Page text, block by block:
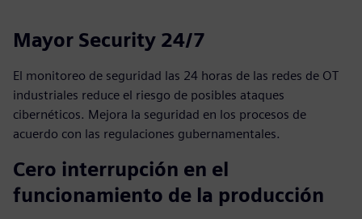
Mayor Security 24/7
El monitoreo de seguridad las 24 horas de las redes de OT
industriales reduce el riesgo de posibles ataques
cibernéticos. Mejora la seguridad en los procesos de
acuerdo con las regulaciones gubernamentales.
Cero interrupción en el
funcionamiento de la producción